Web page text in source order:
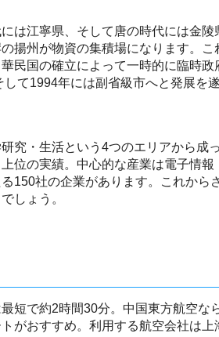
は江寧県、そして唐の時代には金
揚州が物資の集積場になります。
民国の確立によって一時的に臨時
て1994年には副省級市へと発展を遂
究・生活という4つのエリアから成
位の実績。中心的な産業は電子情報
150社の企業があります。これから
しょう。
短で約2時間30分。中国東方航空な
がおすすめ。利用する航空会社は上